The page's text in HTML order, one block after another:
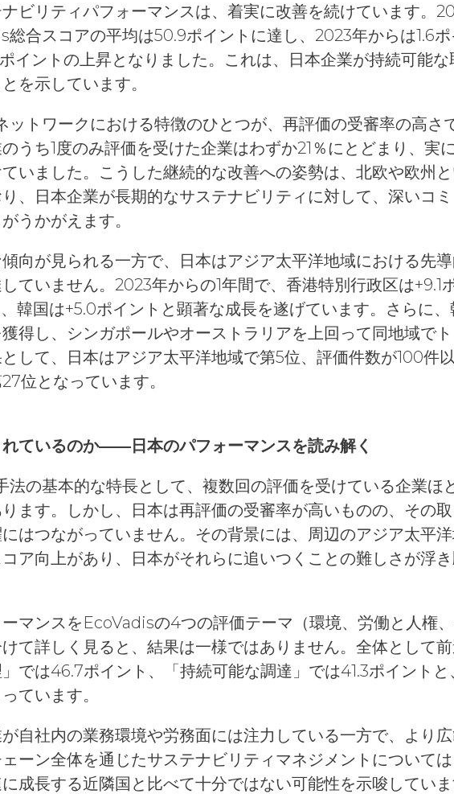
ビリティパフォーマンスは、着実に改善を続けています。
合スコアの平均は50.9ポイントに達し、2023年からは1.6ポ
イントの上昇となりました。これは、日本企業が持続可能
を示しています。
ットワークにおける特徴のひとつが、再評価の受審率の高さ
うち1度のみ評価を受けた企業はわずか21％にとどまり、実
いました。こうした継続的な改善への姿勢は、北欧や欧州
、日本企業が長期的なサステナビリティに対して、深いコミ
うかがえます。
向が見られる一方で、日本はアジア太平洋地域における先
ていません。2023年からの1年間で、香港特別行政区は+9.1
韓国は+5.0ポイントと顕著な成長を遂げています。さらに
得し、シンガポールやオーストラリアを上回って同地域で
して、日本はアジア太平洋地域で第5位、評価件数が100件
位となっています。
ているのか――日本のパフォーマンスを読み解く
法の基本的な特長として、複数回の評価を受けている企業ほ
ます。しかし、日本は再評価の受審率が高いものの、その
はつながっていません。その背景には、周辺のアジア太平
ア向上があり、日本がそれらに追いつくことの難しさが浮
マンスをEcoVadisの4つの評価テーマ（環境、労働と人権
て詳しく見ると、結果は一様ではありません。全体として
では46.7ポイント、「持続可能な調達」では41.3ポイント
ています。
自社内の業務環境や労務面には注力している一方で、より
ーン全体を通じたサステナビリティマネジメントについて
成長する近隣国と比べて十分ではない可能性を示唆していま